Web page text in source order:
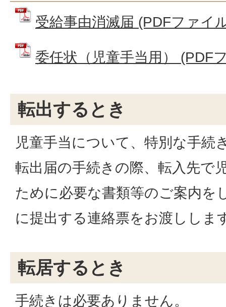
受給事由消滅届 (PDFファイ
委任状（児童手当用） (PDF
転出するとき
児童手当について、特別な手続
転出届の手続きの際、転入先で
ために必要な書類等のご案内を
に提出する連絡票をお渡ししま
転居するとき
手続きは必要ありません。